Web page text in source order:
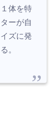
体を特
ーが自
ズに発
。